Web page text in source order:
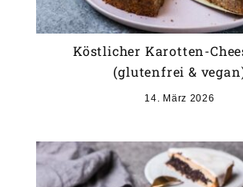
Köstlicher Karotten-
(glutenfrei &
14. März 2026